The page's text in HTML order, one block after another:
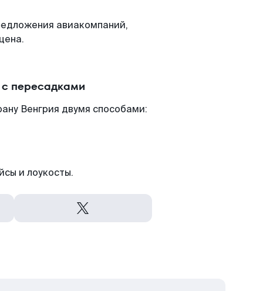
авиакомпаний,
пересадками
Венгрия двумя способами:
и лоукосты.